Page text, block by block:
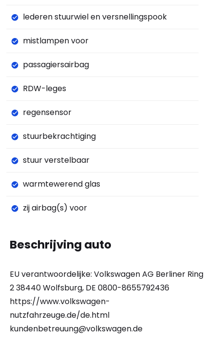
lederen stuurwiel en versnellingspook
mistlampen voor
passagiersairbag
RDW-leges
regensensor
stuurbekrachtiging
stuur verstelbaar
warmtewerend glas
zij airbag(s) voor
Beschrijving auto
EU verantwoordelijke: Volkswagen AG Berliner Ring
2 38440 Wolfsburg, DE 0800-8655792436
https://www.volkswagen-
nutzfahrzeuge.de/de.html
kundenbetreuung@volkswagen.de